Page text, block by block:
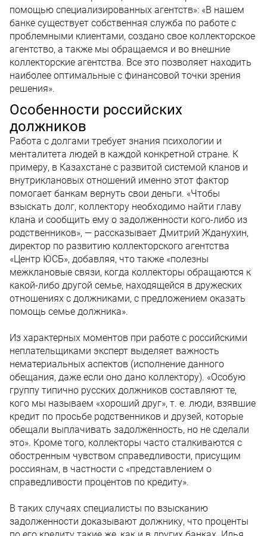
помощью специализированных агентств»: «В нашем
банке существует собственная служба по работе с
проблемными клиентами, создано свое коллекторское
агентство, а также мы обращаемся и во внешние
коллекторские агентства. Все это позволяет находить
наиболее оптимальные с финансовой точки зрения
решения».
Особенности российских
должников
Работа с долгами требует знания психологии и
менталитета людей в каждой конкретной стране. К
примеру, в Казахстане с развитой системой кланов и
внутриклановых отношений именно этот фактор
помогает банкам вернуть свои деньги. «Чтобы
взыскать долг, коллектору необходимо найти главу
клана и сообщить ему о задолженности кого-либо из
родственников», — рассказывает Дмитрий Жданухин,
директор по развитию коллекторского агентства
«Центр ЮСБ», добавляя, что также «полезны
межклановые связи, когда коллекторы обращаются к
какой-либо другой семье, находящейся в дружеских
отношениях с должниками, с предложением оказать
помощь семье должника».
Из характерных моментов при работе с российскими
неплательщиками эксперт выделяет важность
нематериальных аспектов (исполнение данного
обещания, даже если оно дано коллектору). «Особую
группу типично русских должников составляют те,
кого мы называем «хороший друг», т. е. люди, взявшие
кредит по просьбе родственников и друзей, которые
обещали выплачивать задолженность, но не сделали
это». Кроме того, коллекторы часто сталкиваются с
обостренным чувством справедливости, присущим
россиянам, в частности с «представлением о
справедливости процентов по кредиту».
В таких случаях специалисты по взысканию
задолженности доказывают должнику, что проценты